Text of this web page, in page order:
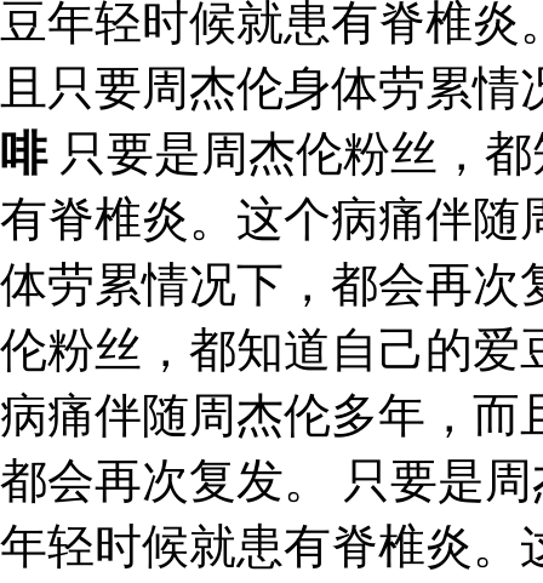
豆年轻时候就患有脊椎
且只要周杰伦身体劳累
啡只要是周杰伦粉丝，
有脊椎炎。这个病痛伴随
体劳累情况下，都会再次
伦粉丝，都知道自己的爱
病痛伴随周杰伦多年，而
都会再次复发。 只要是
年轻时候就患有脊椎炎。